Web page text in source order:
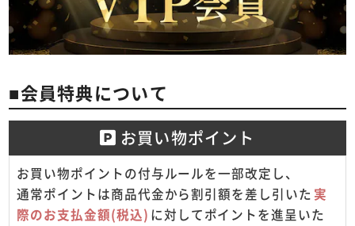
■会員特典について
お買い物ポイント
お買い物ポイントの付与ルールを一部改定し、
通常ポイントは商品代金から割引額を差し引いた 実
際のお支払金額(税込) に対してポイントを進呈いた